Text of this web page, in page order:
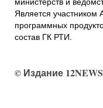
Является участником
программных
состав ГК РТИ.
© Издание 12NEWS